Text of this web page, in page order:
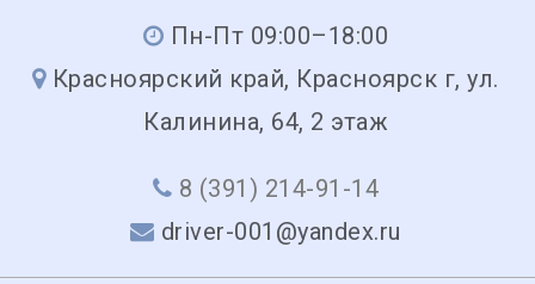
Пн-Пт 09:00–18:00
Красноярский край, Красноярск г, ул.
Калинина, 64, 2 этаж
8 (391) 214-91-14
driver-001@yandex.ru